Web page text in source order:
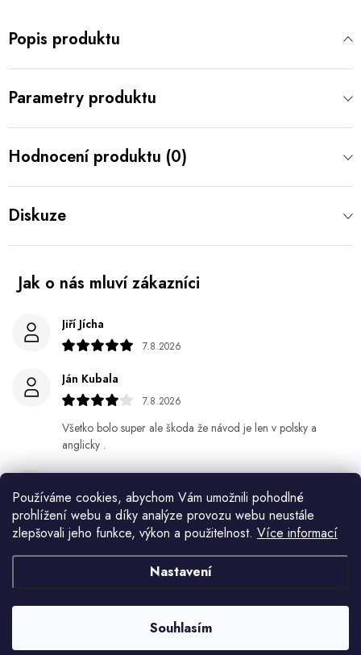
Používáme cookies, abychom Vám umožnili pohodlné
prohlížení webu a díky analýze provozu webu neustále
zlepšovali jeho funkce, výkon a použitelnost. Více informací
Nastavení
Souhlasím
Popis produktu
Parametry produktu
Hodnocení produktu (0)
Diskuze
Jiří Jícha
7.8.2026
Ján Kubala
7.8.2026
Všetko bolo super ale škoda že návod je len v polsky a
anglicky .
5.8.2026
Velmi rychlé odeslání. Spokojenost
HELENA MINAŘÍKOVÁ
Zobrazit další hodnocení